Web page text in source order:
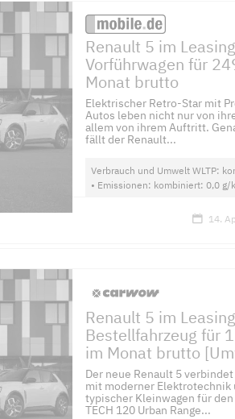
Renault 5 im
Vorführwagen für
Monat brutto
Elektrischer Retro-Star mit
Autos leben nicht nur von
allem von ihrem Auftritt.
fällt der Renault...
Verbrauch und Umwelt WLTP:
• Emissionen: kombiniert: 0,0 g/
14.
Renault 5 im
Bestellfahrzeug für
im Monat brutto
Der neue Renault 5
mit moderner Elektrotechnik
typischer Kleinwagen für
TECH 120 Urban Range...